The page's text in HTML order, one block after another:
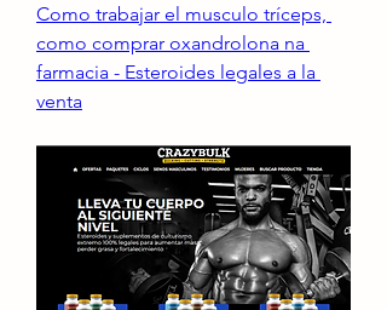
Como trabajar el musculo tríceps,
como comprar oxandrolona na
farmacia - Esteroides legales a la
venta